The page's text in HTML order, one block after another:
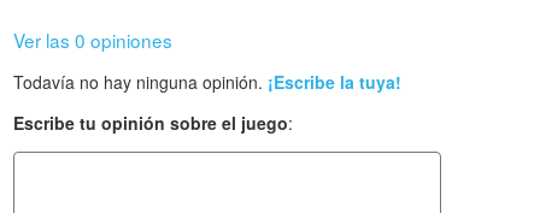
Ver las 0 opiniones
Todavía no hay ninguna opinión. ¡Escribe la tuya!
Escribe tu opinión sobre el juego: